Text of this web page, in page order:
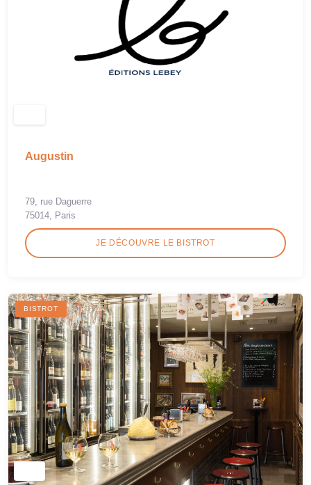
Augustin
79, rue Daguerre
75014, Paris
JE DÉCOUVRE LE BISTROT
BISTROT